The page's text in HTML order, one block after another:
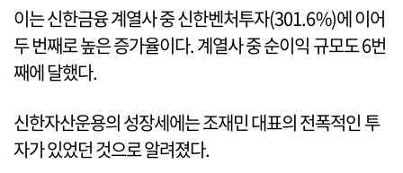
이는 신한금융 계열사 중 신한벤처투자(301.6%)에 이어
두 번째로 높은 증가율이다. 계열사 중 순이익 규모도 6번
째에 달했다.
신한자산운용의 성장세에는 조재민 대표의 전폭적인 투
자가 있었던 것으로 알려졌다.